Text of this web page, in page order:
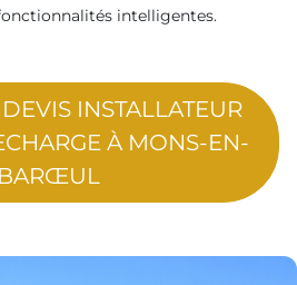
intelligentes.
INSTALLATEUR
À MONS-EN-
BARŒUL